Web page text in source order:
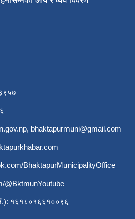
, bhaktapurmuni@gmail.com
BhaktapurMunicipalityOffice
@BktmunYoutube
नं.): १६१८०१६६१००९६